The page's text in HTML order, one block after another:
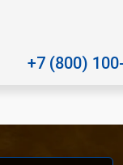
+7 (800)